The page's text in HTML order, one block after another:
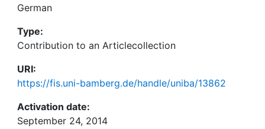
German
Type:
Contribution to an Articlecollection
URI:
https://fis.uni-bamberg.de/handle/uniba/13862
Activation date:
September 24, 2014